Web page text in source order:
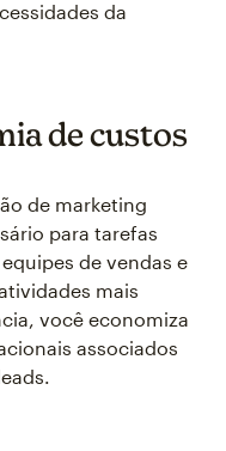
da
de custos
de marketing
para tarefas
de vendas e
mais
você economiza
associados